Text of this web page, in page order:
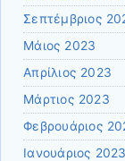
Σεπτέμβριος
Μάιος 2023
Απρίλιος 2023
Μάρτιος 2023
Φεβρουάριος
Ιανουάριος 2023